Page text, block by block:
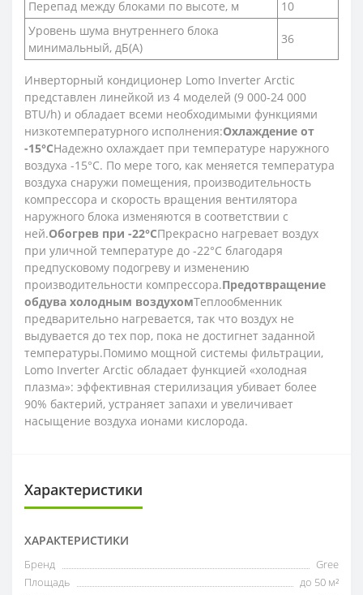
Перепад между блоками по высоте, м
10
Уровень шума внутреннего блока
минимальный, дБ(А)
36
Инверторный кондиционер Lomo Inverter Arctic
представлен линейкой из 4 моделей (9 000-24 000
BTU/h) и обладает всеми необходимыми функциями
низкотемпературного исполнения:Охлаждение от
-15°СНадежно охлаждает при температуре наружного
воздуха -15°С. По мере того, как меняется температура
воздуха снаружи помещения, производительность
компрессора и скорость вращения вентилятора
наружного блока изменяются в соответствии с
ней.Обогрев при -22°СПрекрасно нагревает воздух
при уличной температуре до -22°С благодаря
предпусковому подогреву и изменению
производительности компрессора.Предотвращение
обдува холодным воздухомТеплообменник
предварительно нагревается, так что воздух не
выдувается до тех пор, пока не достигнет заданной
температуры.Помимо мощной системы фильтрации,
Lomo Inverter Arctic обладает функцией «холодная
плазма»: эффективная стерилизация убивает более
90% бактерий, устраняет запахи и увеличивает
насыщение воздуха ионами кислорода.
Характеристики
ХАРАКТЕРИСТИКИ
Бренд
Gree
Площадь
до 50 м²